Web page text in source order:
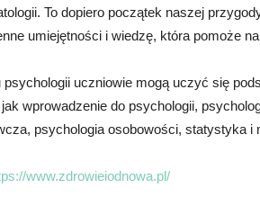
To dopiero początek naszej
umiejętności i wiedzę, która pomoże
uczniowie mogą uczyć się
wprowadzenie do psychologii,
psychologia osobowości, statystyka i
www.zdrowieiodnowa.pl/